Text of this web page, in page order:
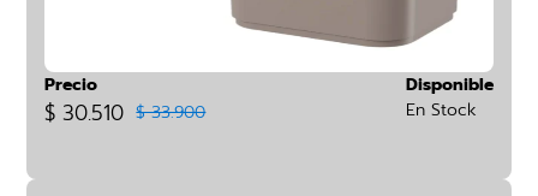
Precio
$ 30.510 $ 33.900
Disponible
En Stock